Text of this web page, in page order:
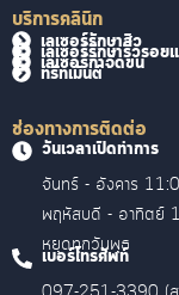
บริการคลินิก
เลเซอร์รักษาสิว
เลเซอร์รักษาริ้วรอย
เลเซอร์กำจัดขน
ทรีทเม้นต์
ช่องทางการติดต่อ
วันเวลาเปิดทำการ
จันทร์ - อังคาร
พฤหัสบดี - อาทิตย์
หยุดทุกวันพุธ
เบอร์โทรศัพท์